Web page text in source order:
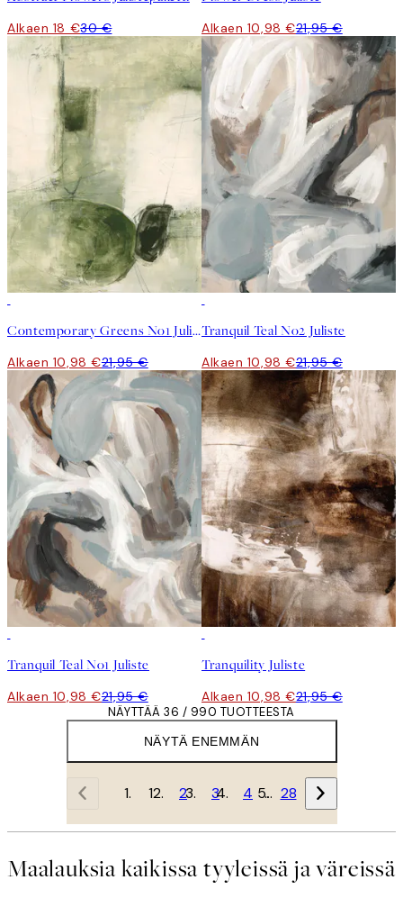
Alkaen 18 €30 € Alkaen 10,98 €21,95 €
Contemporary Greens No1 Juliste
Alkaen 10,98 €21,95 €
Tranquil Teal No2 Juliste
Alkaen 10,98 €21,95 €
Tranquil Teal No1 Juliste
Alkaen 10,98 €21,95 €
Tranquility Juliste
Alkaen 10,98 €21,95 €
NÄYTÄ ENEMMÄN
NÄYTTÄÄ 36 / 990 TUOTTEESTA
1 2 3 4 … 28
Maalauksia kaikissa tyyleissä ja väreissä